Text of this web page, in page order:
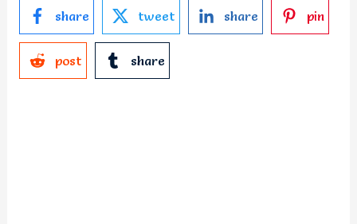
share tweet share pin
post share